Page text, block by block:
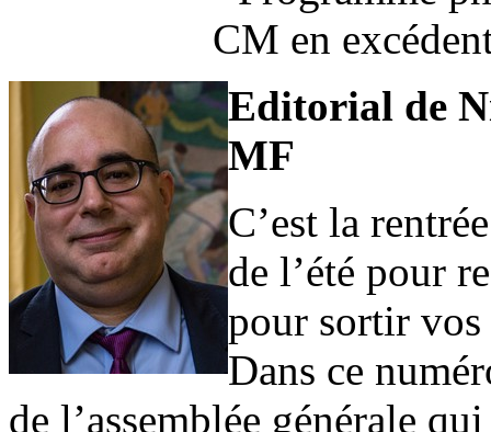
CM en
Editorial de
MF
C’est la
de l’été pour
pour sortir
Dans ce
de l’assemblée générale